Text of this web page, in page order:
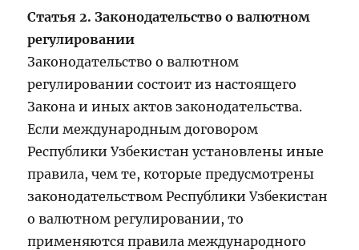
Статья 2. Законодательство о валютном
регулировании
Законодательство о валютном
регулировании состоит из настоящего
Закона и иных актов законодательства.
Если международным договором
Республики Узбекистан установлены иные
правила, чем те, которые предусмотрены
законодательством Республики Узбекистан
о валютном регулировании, то
применяются правила международного